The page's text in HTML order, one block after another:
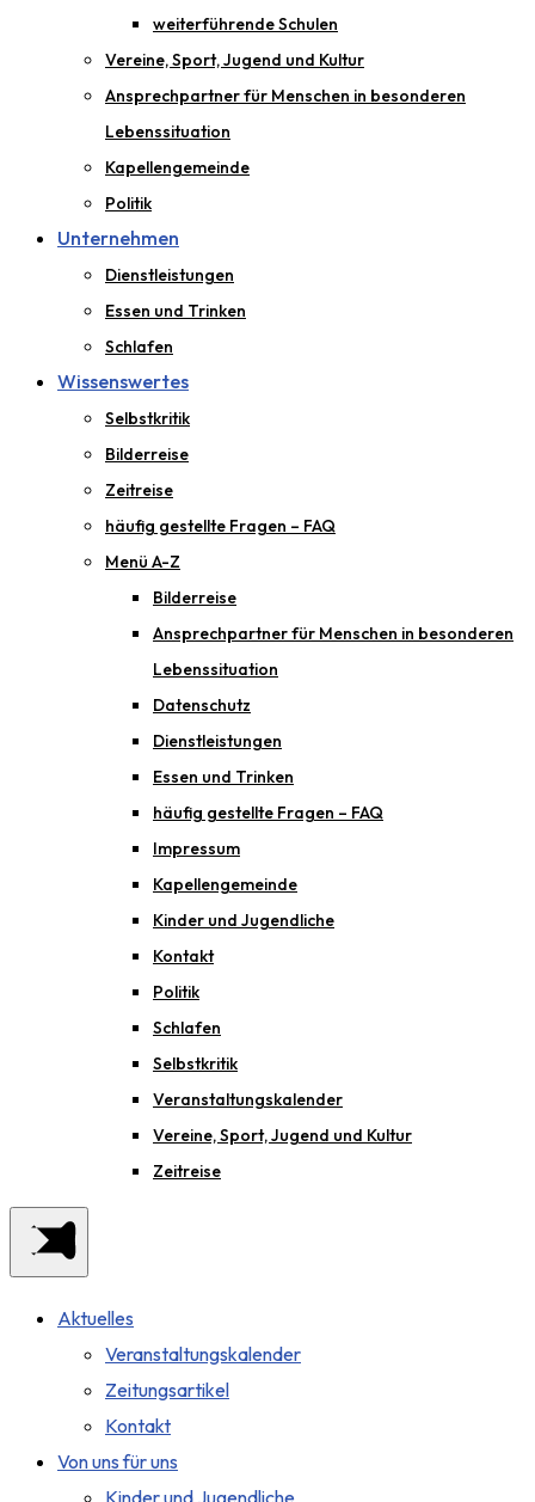
weiterführende Schulen
Vereine, Sport, Jugend und Kultur
Ansprechpartner für Menschen in besonderen
Lebenssituation
Kapellengemeinde
Politik
Unternehmen
Dienstleistungen
Essen und Trinken
Schlafen
Wissenswertes
Selbstkritik
Bilderreise
Zeitreise
häufig gestellte Fragen – FAQ
Menü A-Z
Bilderreise
Ansprechpartner für Menschen in besonderen
Lebenssituation
Datenschutz
Dienstleistungen
Essen und Trinken
häufig gestellte Fragen – FAQ
Impressum
Kapellengemeinde
Kinder und Jugendliche
Kontakt
Politik
Schlafen
Selbstkritik
Veranstaltungskalender
Vereine, Sport, Jugend und Kultur
Zeitreise
Aktuelles
Veranstaltungskalender
Zeitungsartikel
Kontakt
Von uns für uns
Kinder und Jugendliche